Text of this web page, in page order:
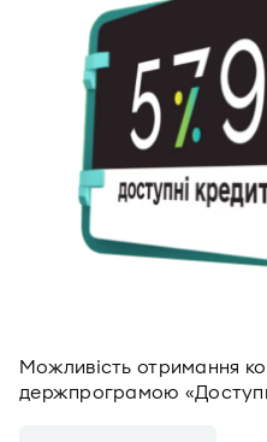
Можливість отримання
держпрограмою